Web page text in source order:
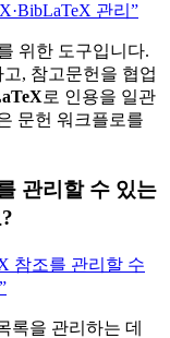
관리”
위한 도구입니다.
, 참고문헌을 협업
로 인용을 일관
문헌 워크플로를
관리할 수 있는
참조를 관리할 수
록을 관리하는 데